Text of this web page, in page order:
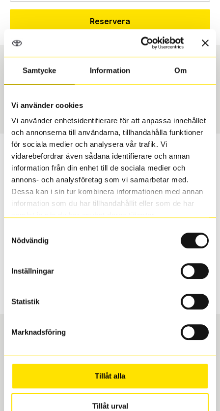
Samtycke Information Om
Vi använder cookies
Vi använder enhetsidentifierare för att anpassa innehållet
och annonserna till användarna, tillhandahålla funktioner
för sociala medier och analysera vår trafik. Vi
vidarebefordrar även sådana identifierare och annan
information från din enhet till de sociala medier och
annons- och analysföretag som vi samarbetar med.
Dessa kan i sin tur kombinera informationen med annan
information som du har tillhandahållit eller som de har
Nödvändig
Inställningar
Statistik
Marknadsföring
Tillåt alla
Tillåt urval
Reservera
Däcktyp
Vinter
Däckstorlek
175/65 R 15 84T
1386
Passar detta däck min bil?
Ange registreringsnummer för att se om det däck du
valt passar din bilmodell. Om du köper däck som skall
sättas på dina befintliga fälgar, se till att kolla en extra
inte vara samma dimension som bilen hade ut från
Boka och hämta hos Däckspecialen
När du beställer dina nya däck eller fälgar hos oss
levereras de direkt till någon av våra däckverkstäder i
Göteborg. Välj mellan Hisingen (Bäckebol) eller